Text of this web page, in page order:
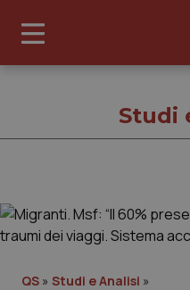
Studi
QS » Studi e Analisi »